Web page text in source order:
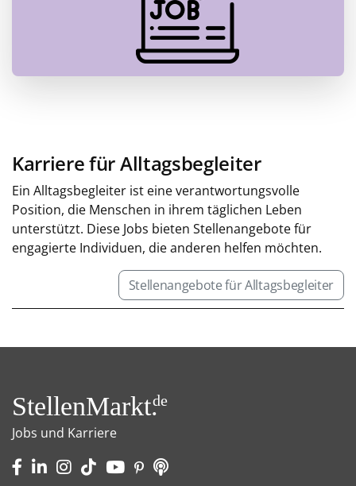
Karriere für Alltagsbegleiter
Ein Alltagsbegleiter ist eine verantwortungsvolle
Position, die Menschen in ihrem täglichen Leben
unterstützt. Diese Jobs bieten Stellenangebote für
engagierte Individuen, die anderen helfen möchten.
Stellenangebote für Alltagsbegleiter
StellenMarkt.de
Jobs und Karriere